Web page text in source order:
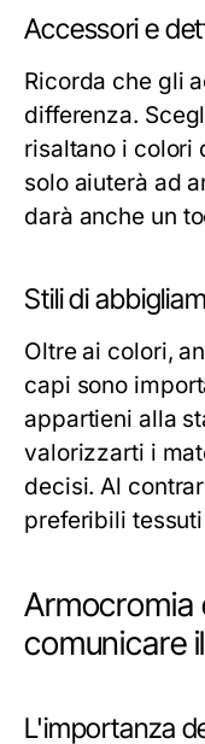
Accessori e
Ricorda che gli
differenza.
risaltano i colori
solo aiuterà ad
darà anche un
Stili di
Oltre ai colori,
capi sono
appartieni alla
valorizzarti i
decisi. Al
preferibili
Armocromia
comunicare
L'importanza